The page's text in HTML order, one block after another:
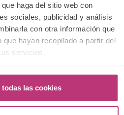
haga del sitio web con
sociales, publicidad y análisis
con otra información que
que hayan recopilado a partir del
servicios.
las cookies
un mundo regido por